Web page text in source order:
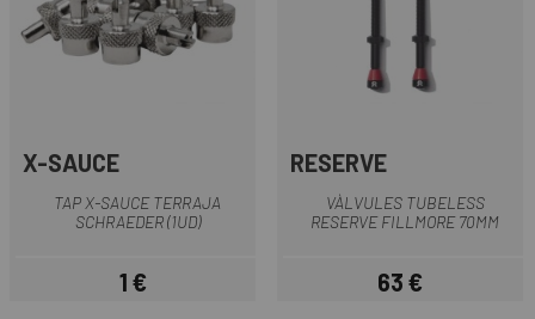
X-SAUCE
TAP X-SAUCE TERRAJA
SCHRAEDER (1UD)
Preu
1 €
RESERVE
VÀLVULES TUBELESS
RESERVE FILLMORE 70MM
Preu
63 €